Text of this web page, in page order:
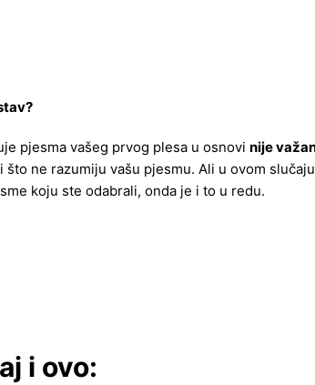
pjesma vašeg prvog plesa u osnovi nije
što ne razumiju vašu pjesmu. Ali u ovom
koju ste odabrali, onda je i to u redu.
i ovo: